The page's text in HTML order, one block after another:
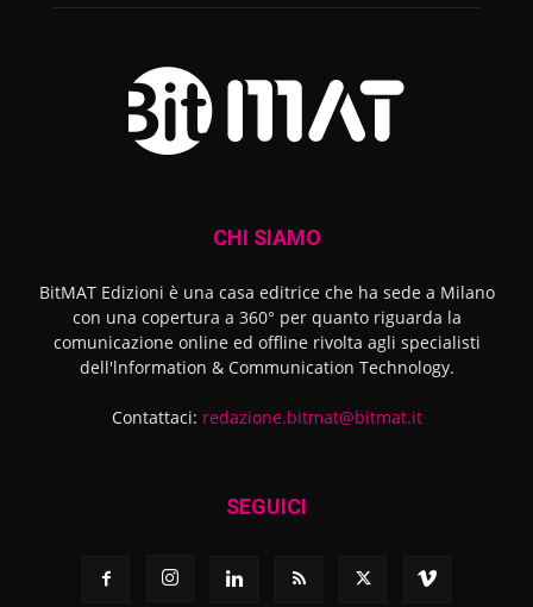
CHI SIAMO
BitMAT Edizioni è una casa editrice che ha sede a Milano
con una copertura a 360° per quanto riguarda la
comunicazione online ed offline rivolta agli specialisti
dell'lnformation & Communication Technology.
Contattaci: redazione.bitmat@bitmat.it
SEGUICI